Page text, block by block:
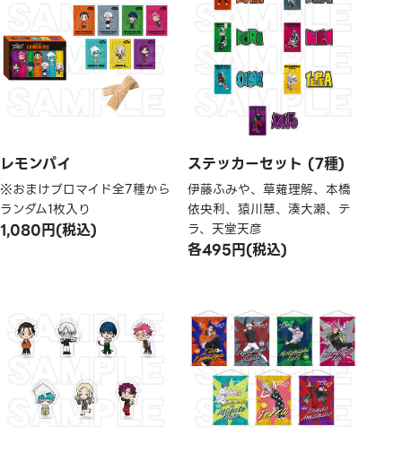
レモンパイ
※おまけブロマイド全7種から
ランダム1枚入り
1,080円(税込)
ステッカーセット (7種)
伊藤ふみや、草薙理解、本橋
依央利、猿川慧、湊大瀬、テ
ラ、天堂天彦
各495円(税込)